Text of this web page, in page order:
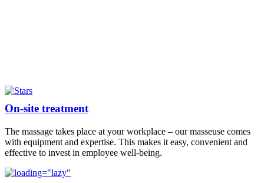
On-site treatment
The massage takes place at your workplace – our masseuse comes
with equipment and expertise. This makes it easy, convenient and
effective to invest in employee well-being.